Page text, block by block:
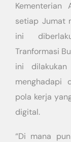
Kementerian
setiap Jumat
ini
Tranformasi
ini
menghadapi
pola kerja
digital.
“Di mana